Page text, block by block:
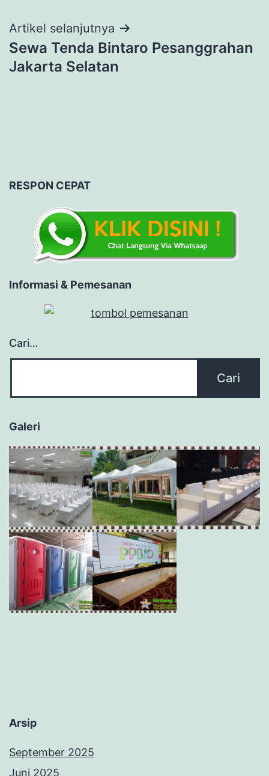
Artikel selanjutnya
Sewa Tenda Bintaro Pesanggrahan
Jakarta Selatan
RESPON CEPAT
Informasi & Pemesanan
Cari…
Galeri
Arsip
September 2025
Juni 2025